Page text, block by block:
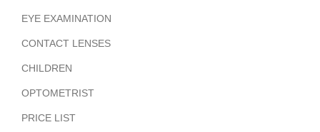
EYE EXAMINATION
CONTACT LENSES
CHILDREN
OPTOMETRIST
PRICE LIST